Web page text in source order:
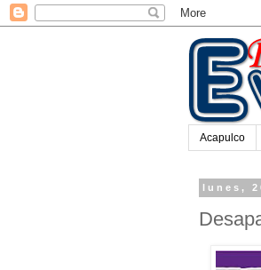
Acapulco
lunes,